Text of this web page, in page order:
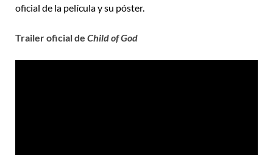
oficial de la película y su póster.
Trailer oficial de Child of God